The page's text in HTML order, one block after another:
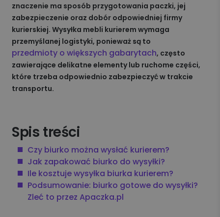
znaczenie ma sposób przygotowania paczki, jej
zabezpieczenie oraz dobór odpowiedniej firmy
kurierskiej. Wysyłka mebli kurierem wymaga
przemyślanej logistyki, ponieważ są to
przedmioty o większych gabarytach, często
zawierające delikatne elementy lub ruchome części,
które trzeba odpowiednio zabezpieczyć w trakcie
transportu.
Spis treści
Czy biurko można wysłać kurierem?
Jak zapakować biurko do wysyłki?
Ile kosztuje wysyłka biurka kurierem?
Podsumowanie: biurko gotowe do wysyłki?
Zleć to przez Apaczka.pl